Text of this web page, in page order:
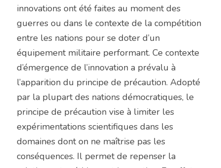
innovations ont été faites au moment des
guerres ou dans le contexte de la compétition
entre les nations pour se doter d’un
équipement militaire performant. Ce contexte
d’émergence de l’innovation a prévalu à
l’apparition du principe de précaution. Adopté
par la plupart des nations démocratiques, le
principe de précaution vise à limiter les
expérimentations scientifiques dans les
domaines dont on ne maîtrise pas les
conséquences. Il permet de repenser la